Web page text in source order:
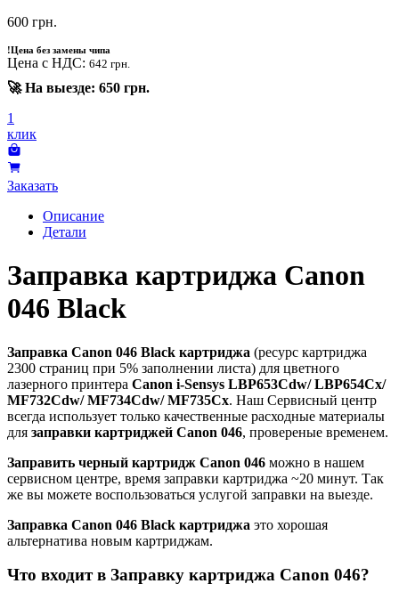
600 грн.
!Цена без замены чипа
Цена с НДС: 642 грн.
🚀 На выезде: 650 грн.
1
клик
Заказать
Описание
Детали
Заправка картриджа Canon
046 Black
Заправка Canon 046 Black картриджа (ресурс картриджа
2300 страниц при 5% заполнении листа) для цветного
лазерного принтера Canon i-Sensys LBP653Cdw/ LBP654Cx/
MF732Cdw/ MF734Cdw/ MF735Cx. Наш Сервисный центр
всегда использует только качественные расходные материалы
для заправки картриджей Canon 046, провереные временем.
Заправить черный картридж Canon 046 можно в нашем
сервисном центре, время заправки картриджа ~20 минут. Так
же вы можете воспользоваться услугой заправки на выезде.
Заправка Canon 046 Black картриджа это хорошая
альтернатива новым картриджам.
Что входит в Заправку картриджа Canon 046?